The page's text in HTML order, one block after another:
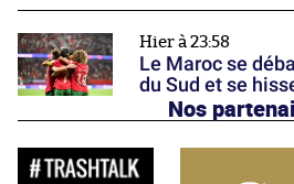
Hier à 23:58
Le Maroc se
du Sud et se
Nos